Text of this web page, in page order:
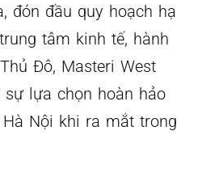
đón đầu quy hoạch hạ
tâm kinh tế, hành
Đô, Masteri West
lựa chọn hoàn hảo
Nội khi ra mắt trong